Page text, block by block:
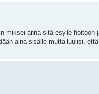
miksei anna sitä esylle hoitoon
aina sisälle mutta luulisi,